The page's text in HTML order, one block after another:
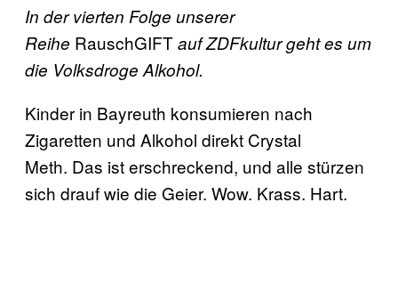
In der vierten Folge unserer
Reihe RauschGIFTauf ZDFkultur geht es um
die Volksdroge Alkohol.
Kinder in Bayreuth konsumieren nach
Zigaretten und Alkohol direkt Crystal
Meth. Das ist erschreckend, und alle stürzen
sich drauf wie die Geier. Wow. Krass. Hart.